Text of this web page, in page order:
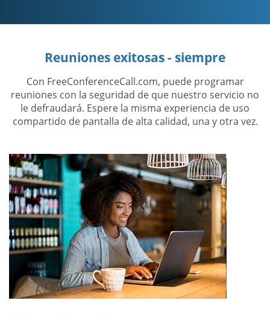
Reuniones exitosas - siempre
Con FreeConferenceCall.com, puede programar
reuniones con la seguridad de que nuestro servicio no
le defraudará. Espere la misma experiencia de uso
compartido de pantalla de alta calidad, una y otra vez.